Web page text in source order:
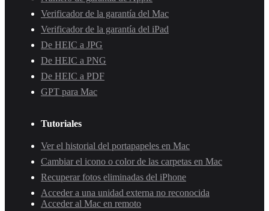
Verificador de la garantía del Mac
Verificador de la garantía del iPad
De HEIC a JPG
De HEIC a PNG
De HEIC a PDF
GPT para Mac
Tutoriales
Ver el historial del portapapeles en Mac
Cambiar el icono o color de las carpetas en Mac
Recuperar fotos eliminadas del iPhone
Acceder a una unidad externa no reconocida
Acceder al Mac en remoto